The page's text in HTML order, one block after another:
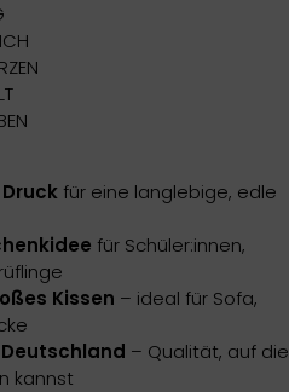
für eine langlebige, edle
für Schüler:innen,
Kissen – ideal für Sofa,
– Qualität, auf die
kannst